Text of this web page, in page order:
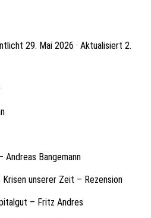
29. Mai 2026 · Aktualisiert 2.
Bangemann
unse­rer Zeit – Rezension
– Fritz Andres